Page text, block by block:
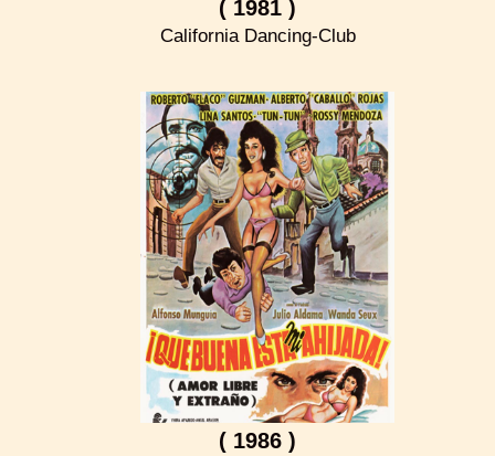
( 1981 )
California Dancing-Club
( 1986 )